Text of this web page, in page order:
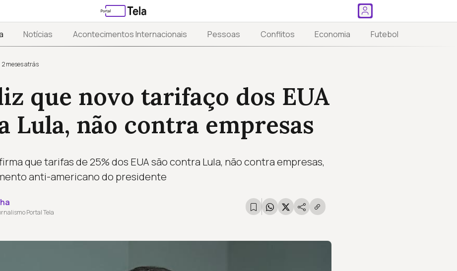
Notícias Acontecimentos Internacionais Pessoas Conflitos Economia Futebol
2 meses atrás
que novo tarifaço dos EUA
Lula, não contra empresas
que tarifas de 25% dos EUA são contra Lula, não contra empresas,
anti-americano do presidente
Portal Tela